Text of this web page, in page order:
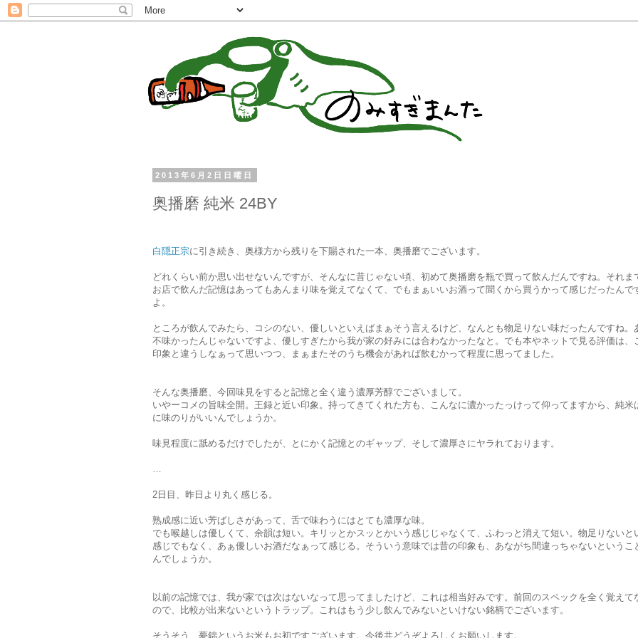
2013年6月2日日曜日
奥播磨 純米 24BY
白隠正宗に引き続き、奥様方から残りを下賜された一本、奥播磨でございます。
どれくらい前か思い出せないんですが、そんなに昔じゃない頃、初めて奥播磨を瓶で買って飲んだんですね。それま
お店で飲んだ記憶はあってもあんまり味を覚えてなくて、でもまぁいいお酒って聞くから買うかって感じだったんで
よ。
ところが飲んでみたら、コシのない、優しいといえばまぁそう言えるけど、なんとも物足りない味だったんですね。
不味かったんじゃないですよ、優しすぎたから我が家の好みには合わなかったなと。でも本やネットで見る評価は、
印象と違うしなぁって思いつつ、まぁまたそのうち機会があれば飲むかって程度に思ってました。
そんな奥播磨、今回味見をすると記憶と全く違う濃厚芳醇でございまして。
いやーコメの旨味全開。王録と近い印象。持ってきてくれた方も、こんなに濃かったっけって仰ってますから、純米
に味のりがいいんでしょうか。
味見程度に舐めるだけでしたが、とにかく記憶とのギャップ、そして濃厚さにヤラれております。
2日目、昨日より丸く感じる。
熟成感に近い芳ばしさがあって、舌で味わうにはとても濃厚な味。
でも喉越しは優しくて、余韻は短い。キリッとかスッとかいう感じじゃなくて、ふわっと消えて短い。物足りないと
感じでもなく、あぁ優しいお酒だなぁって感じる。そういう意味では昔の印象も、あながち間違っちゃないというこ
んでしょうか。
以前の記憶では、我が家では次はないなって思ってましたけど、これは相当好みです。前回のスペックを全く覚えて
ので、比較が出来ないというトラップ。これはもう少し飲んでみないといけない銘柄でございます。
そうそう、夢錦というお米もお初ですございます。今後共どうぞよろしくお願いします。